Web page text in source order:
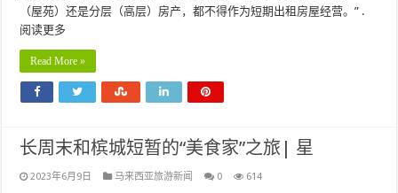
（屋苑）还是分层（高层）房产，都不得作为短期出租房屋经营。” .
阅读更多
Read More »
长周末和槟城短暂的“美食家”之旅| 星
2023年6月9日 马来西亚旅游新闻 0 614